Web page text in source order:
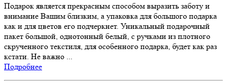
Подарок является прекрасным способом выразить заботу и
внимание Вашим близким, а упаковка для большого подарка
как и для цветов его подчеркнет. Уникальный подарочный
пакет большой, однотонный белый, с ручками из плотного
скрученного текстиля, для особенного подарка, будет как раз
кстати. Не важно ...
Подробнее